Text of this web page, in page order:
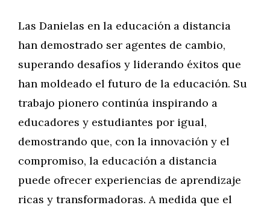
Las Danielas en la educación a distancia
han demostrado ser agentes de cambio,
superando desafíos y liderando éxitos que
han moldeado el futuro de la educación. Su
trabajo pionero continúa inspirando a
educadores y estudiantes por igual,
demostrando que, con la innovación y el
compromiso, la educación a distancia
puede ofrecer experiencias de aprendizaje
ricas y transformadoras. A medida que el